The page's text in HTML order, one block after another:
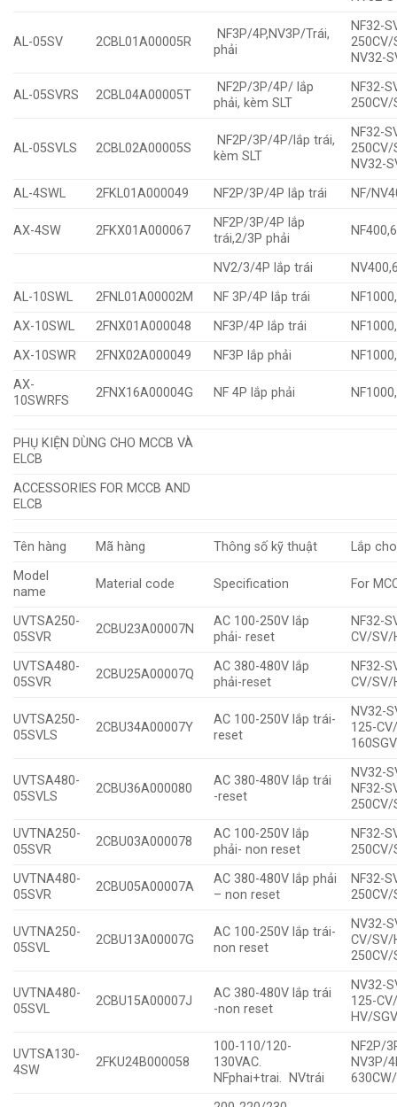
AL-05SV 2CBL01A00005R
NF3P/4P,NV3P/Trái,
phải
NF32-
250CV/
NV32-
AL-05SVRS 2CBL04A00005T
NF2P/3P/4P/ lắp
phải, kèm SLT
NF32-
250CV/
AL-05SVLS 2CBL02A00005S
NF2P/3P/4P/lắp trái,
kèm SLT
NF32-
250CV/
NV32-
AL-4SWL
2FKL01A000049 NF2P/3P/4P lắp trái NF/
AX-4SW 2FKX01A000067
NF2P/3P/4P lắp
trái,2/3P phải
NV2/3/4P lắp trái
AL-10SWL
2FNL01A00002M NF 3P/4P lắp trái
AX-10SWL
2FNX01A000048 NF3P/4P lắp trái
AX-10SWR
2FNX02A000049 NF3P lắp phải
AX-
10SWRFS
2FNX16A00004G NF 4P lắp phải
PHỤ KIỆN DÙNG CHO MCCB VÀ
ELCB
ACCESSORIES FOR MCCB AND
ELCB
Tên hàng Mã hàng Thông số kỹ thuật
Lắp cho
Model
name
Material code Specification For
UVTSA250-
05SVR
2CBU23A00007N
AC 100-250V lắp
phải- reset
NF32-
CV/SV/
UVTSA480-
05SVR
2CBU25A00007Q
AC 380-480V lắp
phải-reset
NF32-
CV/SV/
UVTSA250-
05SVLS
2CBU34A00007Y
AC 100-250V lắp trái-
reset
NV32-
125-
UVTSA480-
05SVLS
2CBU36A000080
AC 380-480V lắp trái
-reset
NV32-
NF32-
250CV/
UVTNA250-
05SVR
2CBU03A000078
AC 100-250V lắp
phải- non reset
NF32-
250CV/
UVTNA480-
05SVR
2CBU05A00007A
AC 380-480V lắp phải
– non reset
NF32-
250CV/
UVTNA250-
05SVL
2CBU13A00007G
AC 100-250V lắp trái-
non reset
NV32-
CV/SV/
250CV/
UVTNA480-
05SVL
2CBU15A00007J
AC 380-480V lắp trái
-non reset
NV32-
125-
HV/
UVTSA130-
4SW
2FKU24B000058
100-110/120-
130VAC.
NFphai+trai. NVtrái
NF2P/
NV3P/